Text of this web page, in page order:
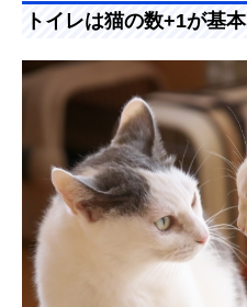
トイレは猫の数+1が基本